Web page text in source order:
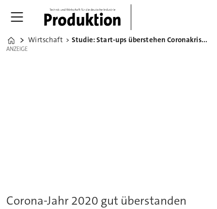
Home
Wirtschaft Studie: Start-ups überstehen Coronakrise bisher relativ gut
ANZEIGE
ANZEIGE
Corona-Jahr 2020 gut überstanden